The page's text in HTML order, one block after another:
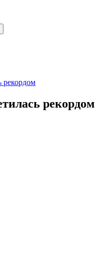
рекордом
рекордом